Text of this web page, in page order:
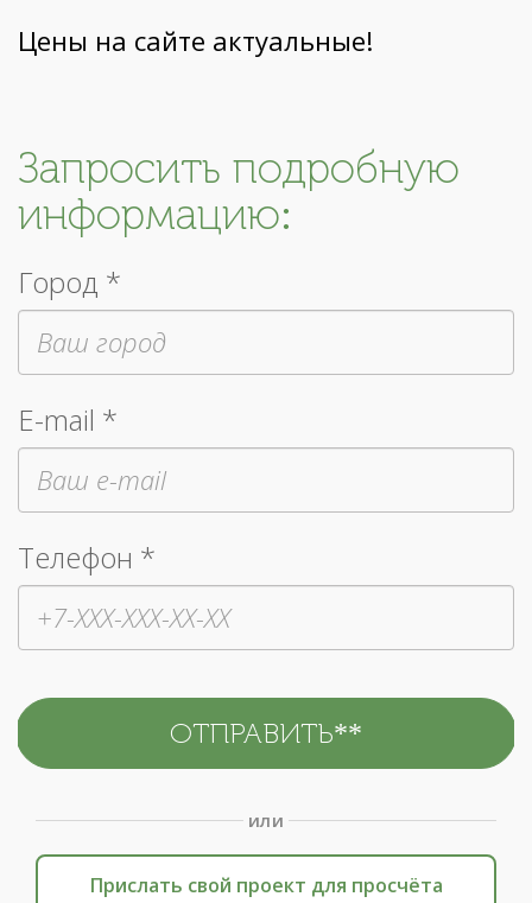
Цены на сайте актуальные!
Запросить подробную
информацию:
Город *
E-mail *
Телефон *
или
Прислать свой проект для просчёта